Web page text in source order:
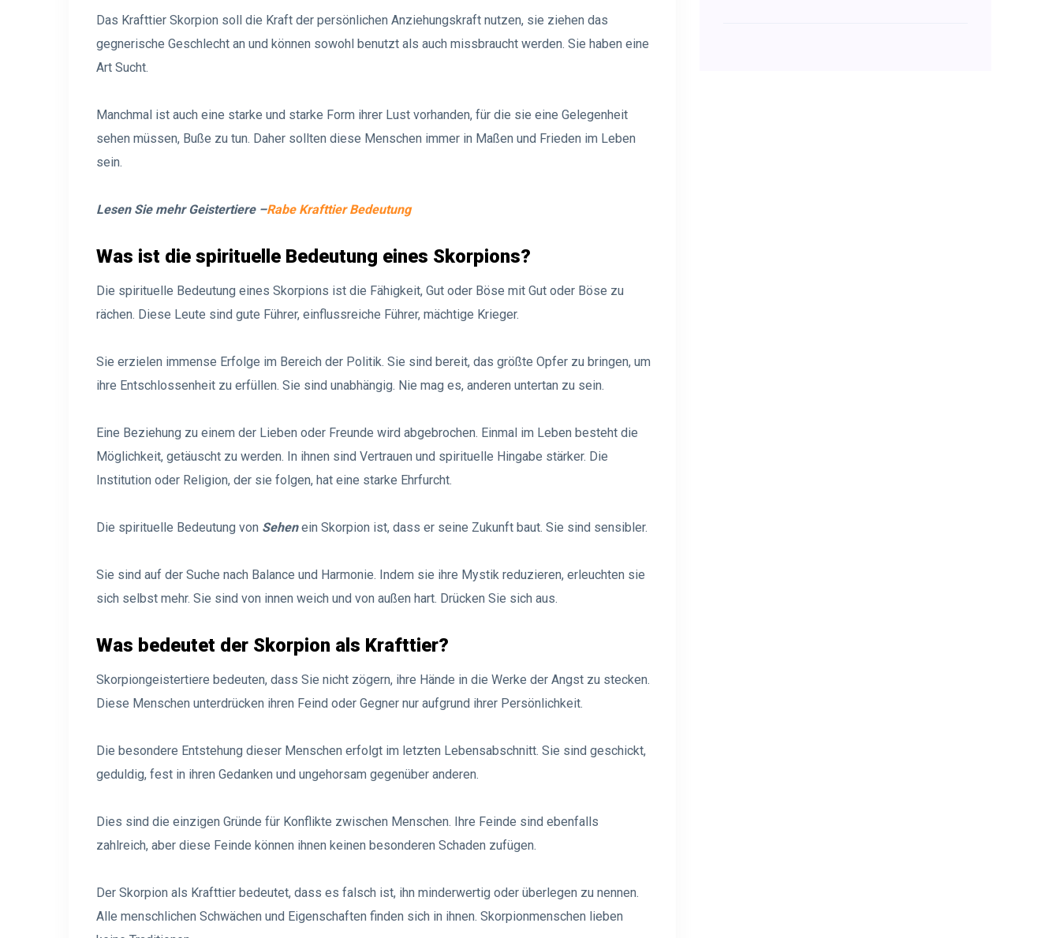
Das Krafttier Skorpion soll die Kraft der persönlichen Anziehungskraft nutzen, sie ziehen das
gegnerische Geschlecht an und können sowohl benutzt als auch missbraucht werden. Sie haben eine
Art Sucht.
Manchmal ist auch eine starke und starke Form ihrer Lust vorhanden, für die sie eine Gelegenheit
sehen müssen, Buße zu tun. Daher sollten diese Menschen immer in Maßen und Frieden im Leben
sein.
Lesen Sie mehr Geistertiere –Rabe Krafttier Bedeutung
Was ist die spirituelle Bedeutung eines Skorpions?
Die spirituelle Bedeutung eines Skorpions ist die Fähigkeit, Gut oder Böse mit Gut oder Böse zu
rächen. Diese Leute sind gute Führer, einflussreiche Führer, mächtige Krieger.
Sie erzielen immense Erfolge im Bereich der Politik. Sie sind bereit, das größte Opfer zu bringen, um
ihre Entschlossenheit zu erfüllen. Sie sind unabhängig. Nie mag es, anderen untertan zu sein.
Eine Beziehung zu einem der Lieben oder Freunde wird abgebrochen. Einmal im Leben besteht die
Möglichkeit, getäuscht zu werden. In ihnen sind Vertrauen und spirituelle Hingabe stärker. Die
Institution oder Religion, der sie folgen, hat eine starke Ehrfurcht.
Die spirituelle Bedeutung von Sehen ein Skorpion ist, dass er seine Zukunft baut. Sie sind sensibler.
Sie sind auf der Suche nach Balance und Harmonie. Indem sie ihre Mystik reduzieren, erleuchten sie
sich selbst mehr. Sie sind von innen weich und von außen hart. Drücken Sie sich aus.
Was bedeutet der Skorpion als Krafttier?
Skorpiongeistertiere bedeuten, dass Sie nicht zögern, ihre Hände in die Werke der Angst zu stecken.
Diese Menschen unterdrücken ihren Feind oder Gegner nur aufgrund ihrer Persönlichkeit.
Die besondere Entstehung dieser Menschen erfolgt im letzten Lebensabschnitt. Sie sind geschickt,
geduldig, fest in ihren Gedanken und ungehorsam gegenüber anderen.
Dies sind die einzigen Gründe für Konflikte zwischen Menschen. Ihre Feinde sind ebenfalls
zahlreich, aber diese Feinde können ihnen keinen besonderen Schaden zufügen.
Der Skorpion als Krafttier bedeutet, dass es falsch ist, ihn minderwertig oder überlegen zu nennen.
Alle menschlichen Schwächen und Eigenschaften finden sich in ihnen. Skorpionmenschen lieben